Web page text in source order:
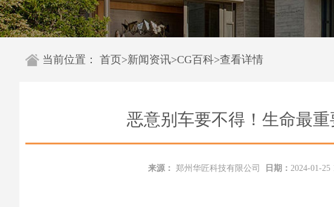
当前位置： 首页>新闻资讯>CG百科>查看详情
恶意别车要不得！生命最
来源： 郑州华匠科技有限公司 日期：2024-01-25